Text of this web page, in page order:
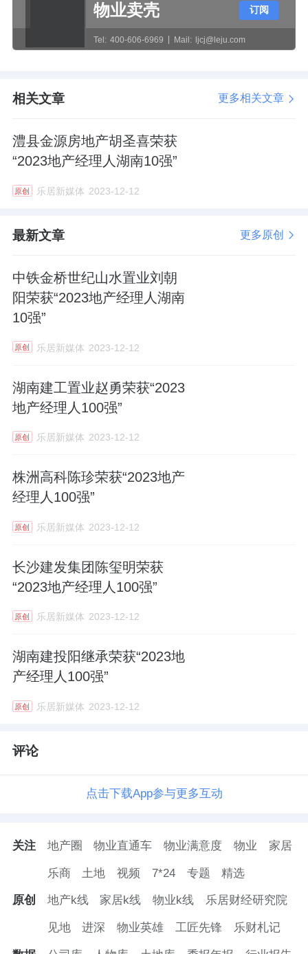
物业卖壳
Tel: 400-606-6969 Mail: ljcj@leju.com
订阅
相关文章 更多相关文章
澧县金源房地产胡圣喜荣获
“2023地产经理人湖南10强”
原创 乐居新媒体 2023-12-12
最新文章 更多原创
中铁金桥世纪山水置业刘朝
阳荣获“2023地产经理人湖南
10强”
原创 乐居新媒体 2023-12-12
湖南建工置业赵勇荣获“2023
地产经理人100强”
原创 乐居新媒体 2023-12-12
株洲高科陈珍荣获“2023地产
经理人100强”
原创 乐居新媒体 2023-12-12
长沙建发集团陈玺明荣获
“2023地产经理人100强”
原创 乐居新媒体 2023-12-12
湖南建投阳继承荣获“2023地
产经理人100强”
原创 乐居新媒体 2023-12-12
评论
点击下载App参与更多互动
关注 地产圈 物业直通车 物业满意度 物业 家居
乐商 土地 视频 7*24 专题 精选
原创 地产k线 家居k线 物业k线 乐居财经研究院
见地 进深 物业英雄 工匠先锋 乐财札记